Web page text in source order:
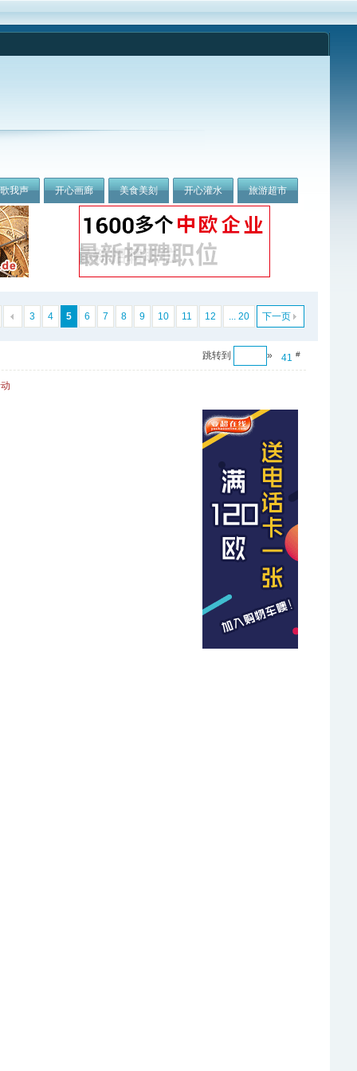
我声 开心画廊 美食美刻 开心灌水 旅游超市
3 4 5 6 7 8 9 10 11 12 ... 20 下一页
41 #
跳转到 »